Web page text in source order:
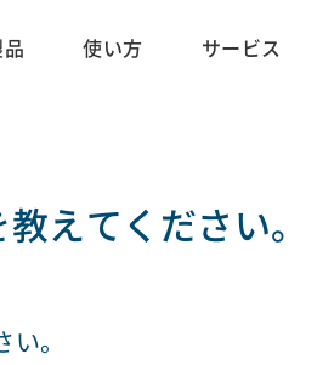
品 使い方 サービス
えてください。
。